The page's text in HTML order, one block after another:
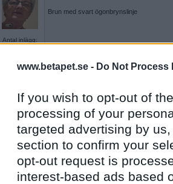
www.betapet.se - Do Not Process
If you wish to opt-out of
processing of your
targeted advertising by
section to confirm your
opt-out request is
interest-based ads based
Antal inlägg:
2422
Brun med svart ögonbrynslinje
goodie2
Antal inlägg:
1163
Det lät ju snyggt..
SmålandsMira
Hörde du att Åsis köpte en ny